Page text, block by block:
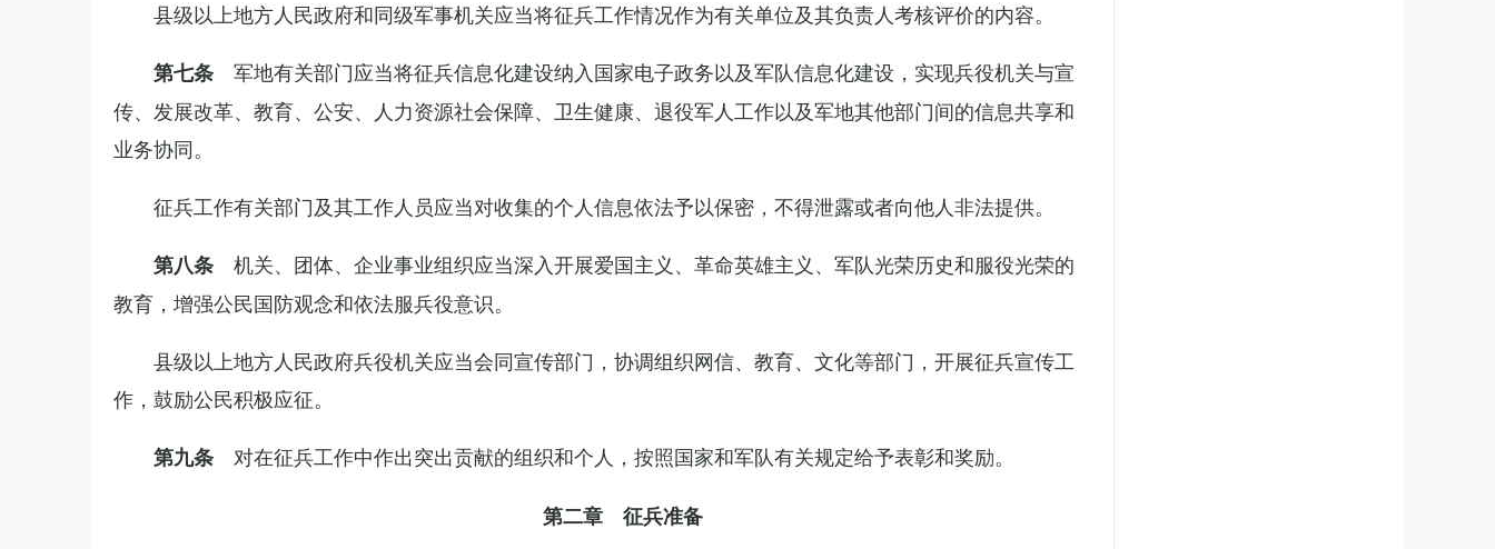
县级以上地方人民政府和同级军事机关应当将征兵工作情况作为有关单位及其负责人考核评价的内容。
第七条 军地有关部门应当将征兵信息化建设纳入国家电子政务以及军队信息化建设，实现兵役机关与宣
传、发展改革、教育、公安、人力资源社会保障、卫生健康、退役军人工作以及军地其他部门间的信息共享和
业务协同。
征兵工作有关部门及其工作人员应当对收集的个人信息依法予以保密，不得泄露或者向他人非法提供。
第八条 机关、团体、企业事业组织应当深入开展爱国主义、革命英雄主义、军队光荣历史和服役光荣的
教育，增强公民国防观念和依法服兵役意识。
县级以上地方人民政府兵役机关应当会同宣传部门，协调组织网信、教育、文化等部门，开展征兵宣传工
作，鼓励公民积极应征。
第九条 对在征兵工作中作出突出贡献的组织和个人，按照国家和军队有关规定给予表彰和奖励。
第二章 征兵准备